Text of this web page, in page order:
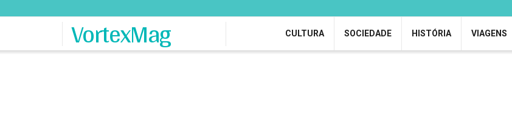
VortexMag CULTURA SOCIEDADE HISTÓRIA VIAGENS